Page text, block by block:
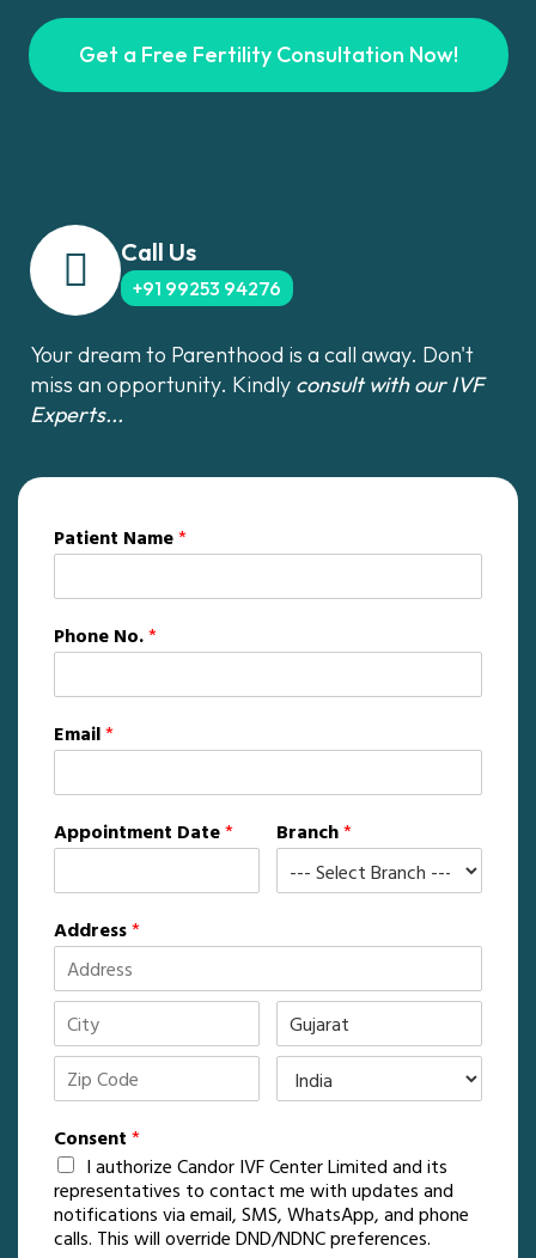
Get a Free Fertility Consultation Now!
Call Us
+91 99253 94276
Your dream to Parenthood is a call away. Don't
miss an opportunity. Kindly consult with our IVF
Experts...
Patient Name*
Phone No.*
Email*
Appointment Date* Branch*
Address*
Consent *
I authorize Candor IVF Center Limited and its
representatives to contact me with updates and
notifications via email, SMS, WhatsApp, and phone
calls. This will override DND/NDNC preferences.